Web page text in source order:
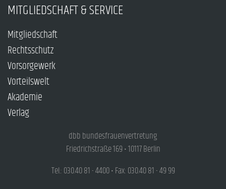
MITGLIEDSCHAFT & SERVICE
Mitgliedschaft
Rechtsschutz
Vorsorgewerk
Vorteilswelt
Akademie
Verlag
dbb bundesfrauenvertretung
Friedrichstraße 169 • 10117 Berlin
Tel.: 030.40 81 - 4400 • Fax: 030.40 81 - 49 99